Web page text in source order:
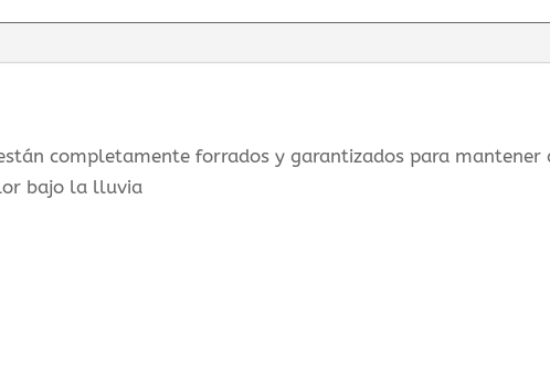
completamente forrados y garantizados para mantener
bajo la lluvia